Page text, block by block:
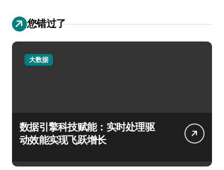
您错过了
大数据
数据引擎科技赋能：实时处理驱
动效能实现飞跃增长